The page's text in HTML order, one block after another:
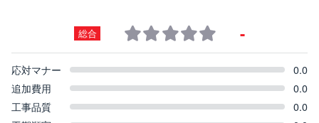
総合 -
応対マナー
0.0
追加費用
0.0
工事品質
0.0